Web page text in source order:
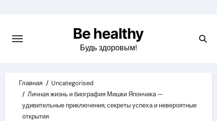
content
Be healthy
Будь здоровым!
Главная
Uncategorised
Личная жизнь и биография Мишки Япончика —
удивительные приключения, секреты успеха и невероятные
открытия